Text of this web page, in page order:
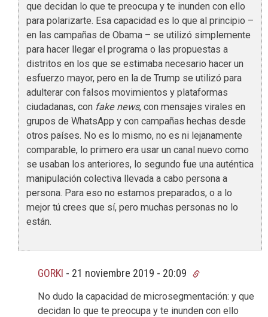
que decidan lo que te preocupa y te inunden con ello
para polarizarte. Esa capacidad es lo que al principio –
en las campañas de Obama – se utilizó simplemente
para hacer llegar el programa o las propuestas a
distritos en los que se estimaba necesario hacer un
esfuerzo mayor, pero en la de Trump se utilizó para
adulterar con falsos movimientos y plataformas
ciudadanas, con fake news, con mensajes virales en
grupos de WhatsApp y con campañas hechas desde
otros países. No es lo mismo, no es ni lejanamente
comparable, lo primero era usar un canal nuevo como
se usaban los anteriores, lo segundo fue una auténtica
manipulación colectiva llevada a cabo persona a
persona. Para eso no estamos preparados, o a lo
mejor tú crees que sí, pero muchas personas no lo
están.
GORKI - 21 noviembre 2019 - 20:09
No dudo la capacidad de microsegmentación: y que
decidan lo que te preocupa y te inunden con ello